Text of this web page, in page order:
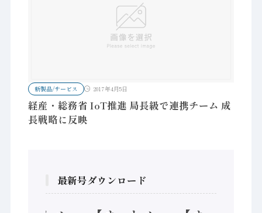
新製品/サービス 2017年4月5日
経産・総務省 IoT推進 局長級で連携チーム 成
長戦略に反映
最新号ダウンロード